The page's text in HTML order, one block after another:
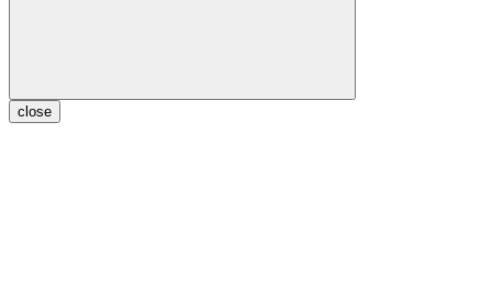
close